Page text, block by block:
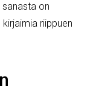
sanasta on
kirjaimia riippuen